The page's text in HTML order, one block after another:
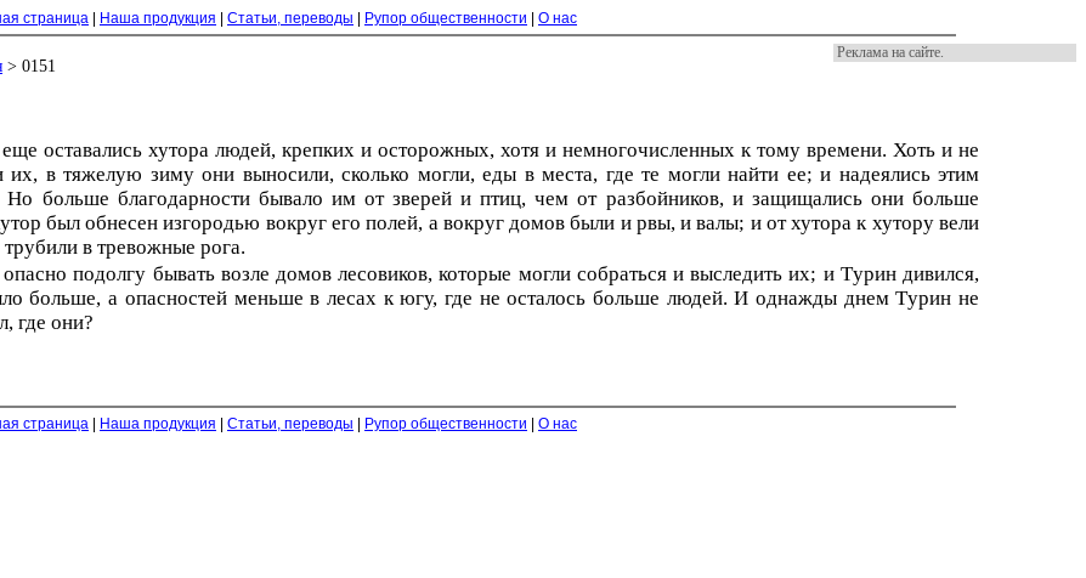
страница Наша продукция Статьи, переводы Рупор общественности
О нас
Реклама на сайте.
> 0151
оставались хутора людей, крепких и осторожных, хотя и немногочисленных к тому времени. Хоть и не
в тяжелую зиму они выносили, сколько могли, еды в места, где те могли найти ее; и надеялись этим
Но больше благодарности бывало им от зверей и птиц, чем от разбойников, и защищались они больше
был обнесен изгородью вокруг его полей, а вокруг домов были и рвы, и валы; и от хутора к хутору вели
в тревожные рога.
опасно подолгу бывать возле домов лесовиков, которые могли собраться и выследить их; и Тyрин дивился,
больше, а опасностей меньше в лесах к югу, где не осталось больше людей. И однажды днем Тyрин не
где они?
страница | Наша продукция | Статьи, переводы | Рупор общественности | О нас